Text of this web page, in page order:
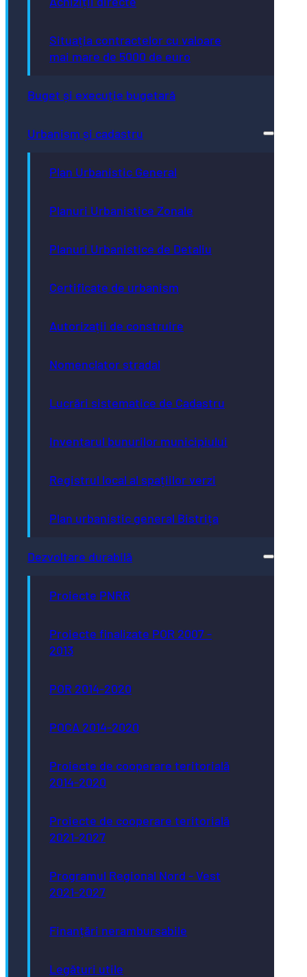
Situația contractelor cu valoare
mai mare de 5000 de euro
Buget și execuție bugetară
Urbanism și cadastru
Plan Urbanistic General
Planuri Urbanistice Zonale
Planuri Urbanistice de Detaliu
Certificate de urbanism
Autorizații de construire
Nomenclator stradal
Lucrări sistematice de Cadastru
Inventarul bunurilor municipiului
Registrul local al spațiilor verzi
Plan urbanistic general Bistrița
Dezvoltare durabilă
Proiecte PNRR
Proiecte finalizate POR 2007 -
2013
POR 2014-2020
POCA 2014-2020
Proiecte de cooperare teritorială
2014-2020
Proiecte de cooperare teritorială
2021-2027
Programul Regional Nord - Vest
2021-2027
Finanțări nerambursabile
Legături utile